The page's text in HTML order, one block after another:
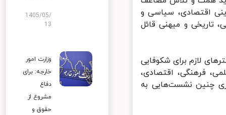
اقتصادی، سیاسی و
تاریخی و میهنی قائل
لازم برای شکوفایی
فرهنگی، اقتصادی،
چنین نشست‌هایی به
1405/05/
13
وزارت امور
خارجه: برای
دفاع
مشروع از
حقوق و